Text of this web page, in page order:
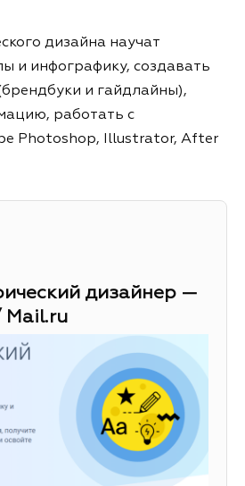
дизайна научат
и инфографику, создавать
и гайдлайны),
работать с
Photoshop, Illustrator, After
дизайнер —
Mail.ru